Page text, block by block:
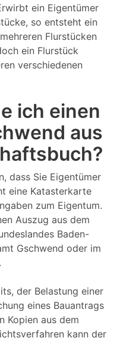
ein Eigentümer
so entsteht ein
Flurstücken
ein Flurstück
verschiedenen
ich einen
aus
dass Sie Eigentümer
eine Katasterkarte
zum Eigentum.
Auszug aus dem
Baden-
Gschwend oder im
der Belastung einer
eines Bauantrags
Kopien aus dem
kann der